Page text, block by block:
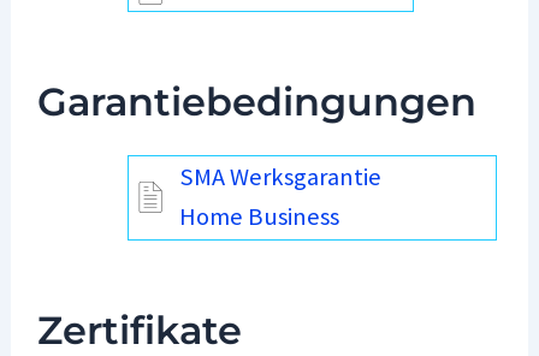
Garantiebedingungen
SMA Werksgarantie
Home Business
Zertifikate